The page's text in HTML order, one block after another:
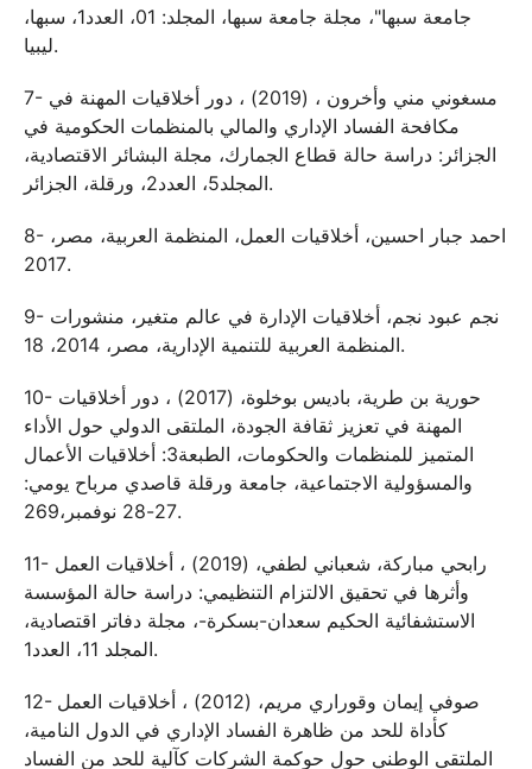
جامعة سبها"، مجلة جامعة سبها، المجلد: 01، العدد1، سبها،
ليبيا.
7- مسغوني مني وأخرون ، (2019) ، دور أخلاقيات المهنة في
مكافحة الفساد الإداري والمالي بالمنظمات الحكومية في
الجزائر: دراسة حالة قطاع الجمارك، مجلة البشائر الاقتصادية،
المجلد5، العدد2، ورقلة، الجزائر.
8- احمد جبار احسين، أخلاقيات العمل، المنظمة العربية، مصر،
2017.
9- نجم عبود نجم، أخلاقيات الإدارة في عالم متغير، منشورات
المنظمة العربية للتنمية الإدارية، مصر، 2014، 18.
10- حورية بن طرية، باديس بوخلوة، (2017) ، دور أخلاقيات
المهنة في تعزيز ثقافة الجودة، الملتقى الدولي حول الأداء
المتميز للمنظمات والحكومات، الطبعة3: أخلاقيات الأعمال
والمسؤولية الاجتماعية، جامعة ورقلة قاصدي مرباح يومي:
27-28 نوفمبر،269.
11- رابحي مباركة، شعباني لطفي، (2019) ، أخلاقيات العمل
وأثرها في تحقيق الالتزام التنظيمي: دراسة حالة المؤسسة
الاستشفائية الحكيم سعدان-بسكرة-، مجلة دفاتر اقتصادية،
المجلد 11، العدد1.
12- صوفي إيمان وقوراري مريم، (2012) ، أخلاقيات العمل
كأداة للحد من ظاهرة الفساد الإداري في الدول النامية،
الملتقى الوطني حول حوكمة الشركات كآلية للحد من الفساد